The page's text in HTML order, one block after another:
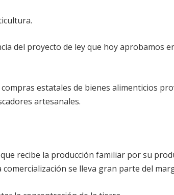
del proyecto de ley que hoy aprobamos
estatales de bienes alimenticios
artesanales.
recibe la producción familiar por su
se lleva gran parte del